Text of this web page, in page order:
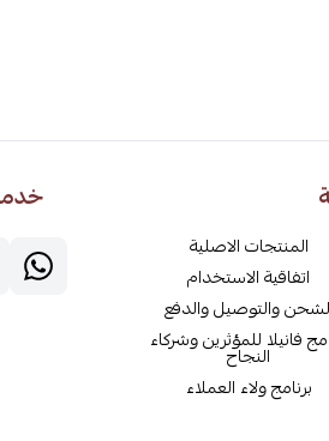
المنتجات الاصلية
اتفاقية الاستخدام
والتوصيل والدفع
فانيلا للمؤثرين وشركاء
النجاح
برنامج ولاء العملاء